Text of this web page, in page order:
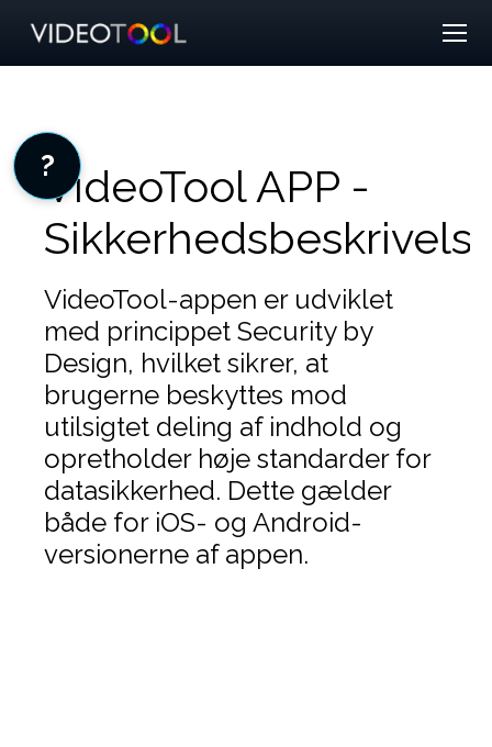
VideoTool APP -
VideoTool-appen er udviklet
med princippet Security by
Design, hvilket sikrer, at
brugerne beskyttes mod
utilsigtet deling af indhold og
opretholder høje standarder for
datasikkerhed. Dette gælder
både for iOS- og Android-
versionerne af appen.
?